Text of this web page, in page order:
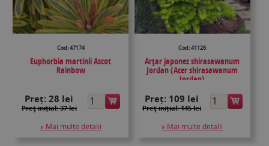
Cod: 47174
Euphorbia martinii Ascot
Rainbow
Preț:28 lei
Preţ inițial: 37 lei
» Mai multe detalii
Cod: 41126
Arțar japonez shirasawanum
Jordan (Acer shirasawanum
Jordan)
Preț: 109 lei
Preţ inițial: 145 lei
» Mai multe detalii